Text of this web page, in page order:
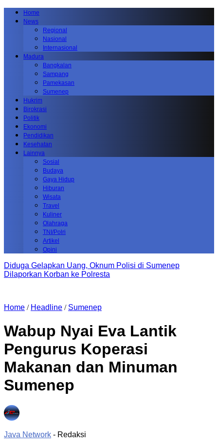
Home
News
Regional
Nasional
Internasional
Madura
Bangkalan
Sampang
Pamekasan
Sumenep
Hukrim
Birokrasi
Politik
Ekonomi
Pendidikan
Kesehatan
Lainnya
Sosial
Budaya
Gaya Hidup
Hiburan
Wisata
Travel
Kuliner
Olahraga
TNI/Polri
Artikel
Opini
Diduga Gelapkan Uang, Oknum Polisi di Sumenep
Dilaporkan Korban ke Polresta
Home / Headline / Sumenep
Wabup Nyai Eva Lantik
Pengurus Koperasi
Makanan dan Minuman
Sumenep
Java Network - Redaksi